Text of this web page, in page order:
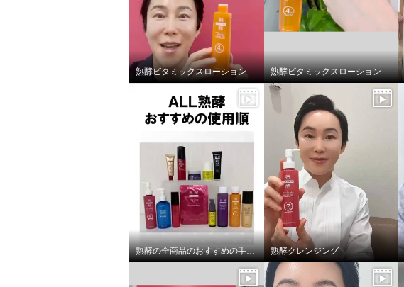
× 商品紹介
熟酵ビタミックスローションDX 熟酵ビタミックスローションDX テクスチャー紹介
熟酵の全商品のおすすめの手順を紹介しております❗️ 熟酵クレンジング